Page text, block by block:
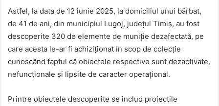
Astfel, la data de 12 iunie 2025, la domiciliul unui bărbat,
de 41 de ani, din municipiul Lugoj, județul Timiș, au fost
descoperite 320 de elemente de muniție dezafectată, pe
care acesta le-ar fi achiziționat în scop de colecție
cunoscând faptul că obiectele respective sunt dezactivate,
nefuncționale și lipsite de caracter operațional.
Printre obiectele descoperite se includ proiectile